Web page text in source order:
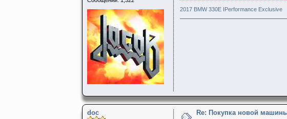
2017 BMW 330E IPerformance Exclusive
doc Re: Покупка новой